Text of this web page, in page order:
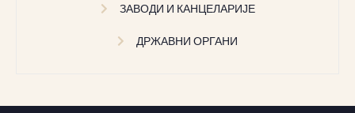
ЗАВОДИ И КАНЦЕЛАРИЈЕ
ДРЖАВНИ ОРГАНИ